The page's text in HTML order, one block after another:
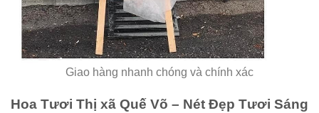
Giao hàng nhanh chóng và chính xác
Hoa Tươi Thị xã Quế Võ – Nét Đẹp Tươi Sáng